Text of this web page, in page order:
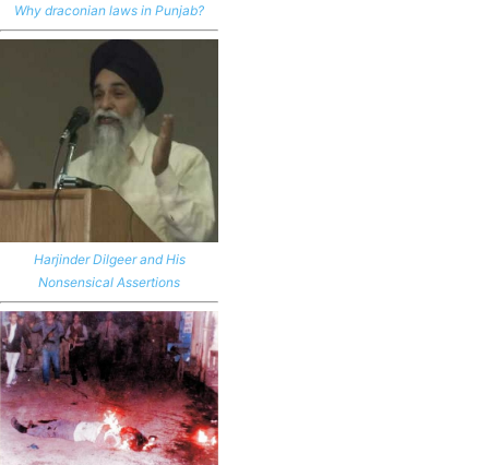
Why draconian laws in Punjab?
Harjinder Dilgeer and His
Nonsensical Assertions